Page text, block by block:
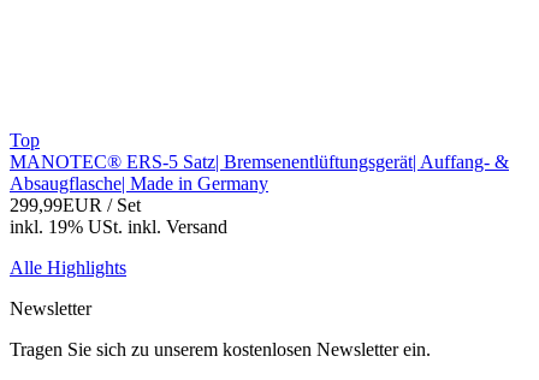
Top
MANOTEC® ERS-5 Satz| Bremsenentlüftungsgerät| Auffang- &
Absaugflasche| Made in Germany
299,99EUR / Set
inkl. 19% USt. inkl. Versand
Alle Highlights
Newsletter
Tragen Sie sich zu unserem kostenlosen Newsletter ein.